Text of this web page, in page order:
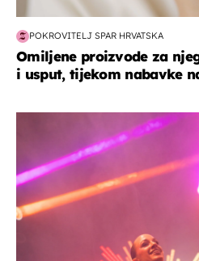
POKROVITELJ SPAR HRVATSKA
Omiljene proizvode za
i usput, tijekom nabavke